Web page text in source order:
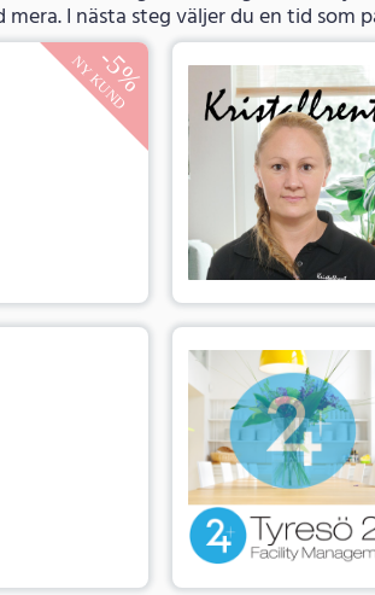
I nästa steg väljer du en tid som